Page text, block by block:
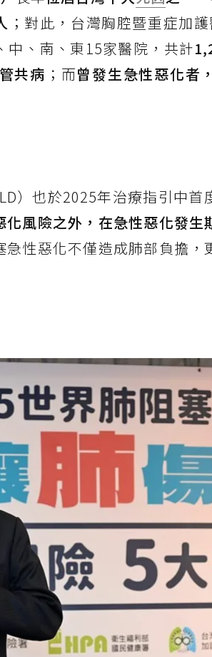
；對此，台灣胸腔暨重症加
中、南、東15家醫院，共計
共病 ；而曾發生急性惡化者
）也於2025年治療指引中首
風險之外，在急性惡化發生
急性惡化不僅造成肺部負擔